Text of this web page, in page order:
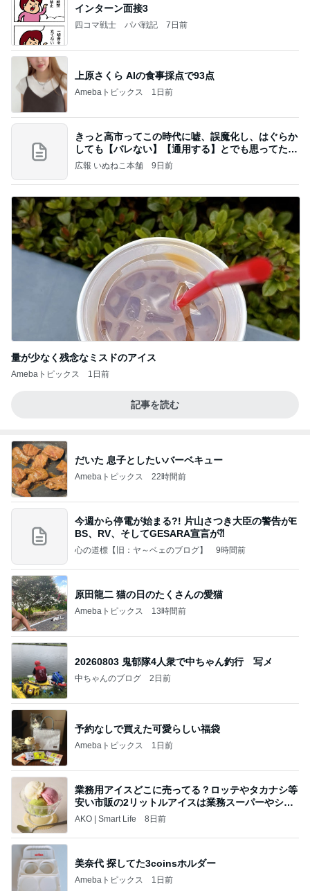
インターン面接3
四コマ戦士 パパ戦記 7日前
上原さくら AIの食事採点で93点
Amebaトピックス 1日前
きっと高市ってこの時代に嘘、誤魔化し、はぐらか
しても【バレない】【通用する】とでも思ってたん
だろ
広報 いぬねこ本舗 9日前
量が少なく残念なミスドのアイス
Amebaトピックス 1日前
記事を読む
だいた 息子としたいバーベキュー
Amebaトピックス 22時間前
今週から停電が始まる?! 片山さつき大臣の警告がE
BS、RV、そしてGESARA宣言が⁈
心の道標【旧：ヤ～ベェのブログ】 9時間前
原田龍二 猫の日のたくさんの愛猫
Amebaトピックス 13時間前
20260803 鬼郁隊4人衆で中ちゃん釣行 写メ
中ちゃんのブログ 2日前
予約なしで買えた可愛らしい福袋
Amebaトピックス 1日前
業務用アイスどこに売ってる？ロッテやタカナシ等
安い市販の2リットルアイスは業務スーパーやシャ
トレ
AKO | Smart Life 8日前
美奈代 探してた3coinsホルダー
Amebaトピックス 1日前